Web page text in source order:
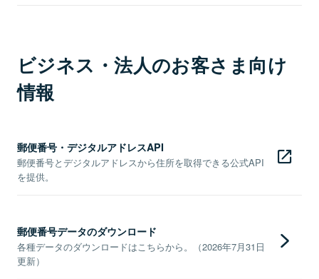
ビジネス・法人のお客さま向け
情報
郵便番号・デジタルアドレスAPI
郵便番号とデジタルアドレスから住所を取得できる公式API
を提供。
郵便番号データのダウンロード
各種データのダウンロードはこちらから。（2026年7月31日
更新）